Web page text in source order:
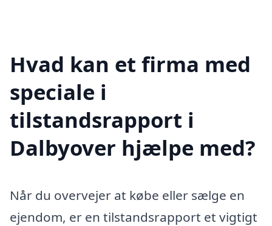
Hvad kan et firma med
speciale i
tilstandsrapport i
Dalbyover hjælpe med?
Når du overvejer at købe eller sælge en
ejendom, er en tilstandsrapport et vigtigt